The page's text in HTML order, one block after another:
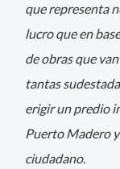
que representa
lucro que en
de obras que
tantas
erigir un predio
Puerto Madero
ciudadano.